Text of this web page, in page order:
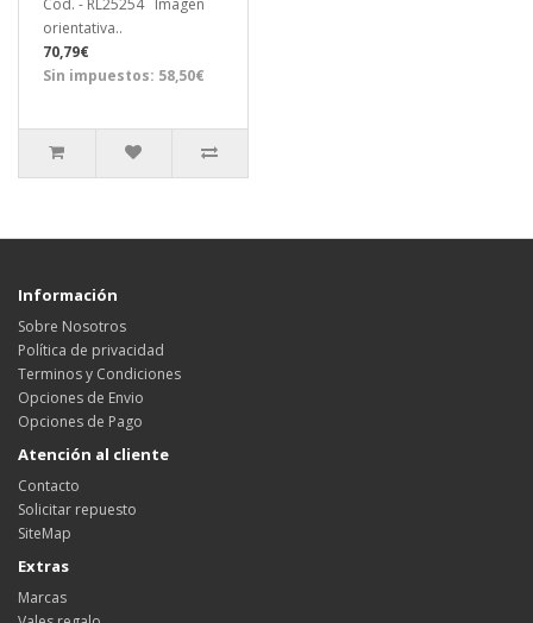
orientativa..
70,79€
Sin impuestos: 58,50€
Información
Sobre Nosotros
Política de privacidad
Terminos y Condiciones
Opciones de Envio
Opciones de Pago
Atención al cliente
Contacto
Solicitar repuesto
SiteMap
Extras
Marcas